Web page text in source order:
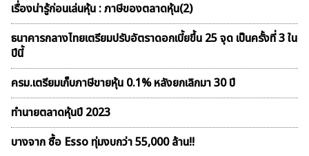
เรื่องน่ารู้ก่อนเล่นหุ้น : ภาษีของตลาดหุ้น(2)
ธนาคารกลางไทยเตรียมปรับอัตราดอกเบี้ยขึ้น 25 จุด เป็นครั้งที่ 3 ใน
ปีนี้
ครม.เตรียมเก็บภาษีขายหุ้น 0.1% หลังยกเลิกมา 30 ปี
ทำนายตลาดหุ้นปี 2023
บางจาก ซื้อ Esso ทุ่มงบกว่า 55,000 ล้าน!!